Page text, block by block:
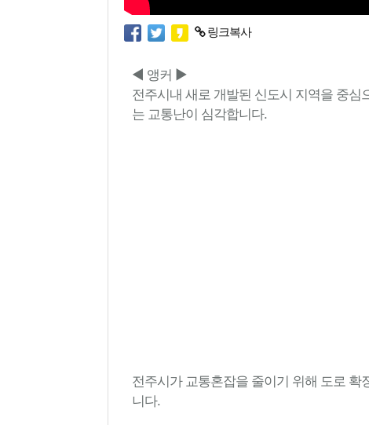
링크복사
◀ 앵커 ▶
전주시내 새로 개발된 신도시 지역을 중
는 교통난이 심각합니다.
전주시가 교통혼잡을 줄이기 위해 도로
니다.